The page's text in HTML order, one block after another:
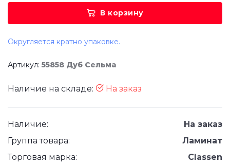
В корзину
Округляется кратно упаковке.
Артикул: 55858 Дуб Сельма
Наличие на складе: На заказ
Наличие:
На заказ
Группа товара:
Ламинат
Торговая марка:
Classen